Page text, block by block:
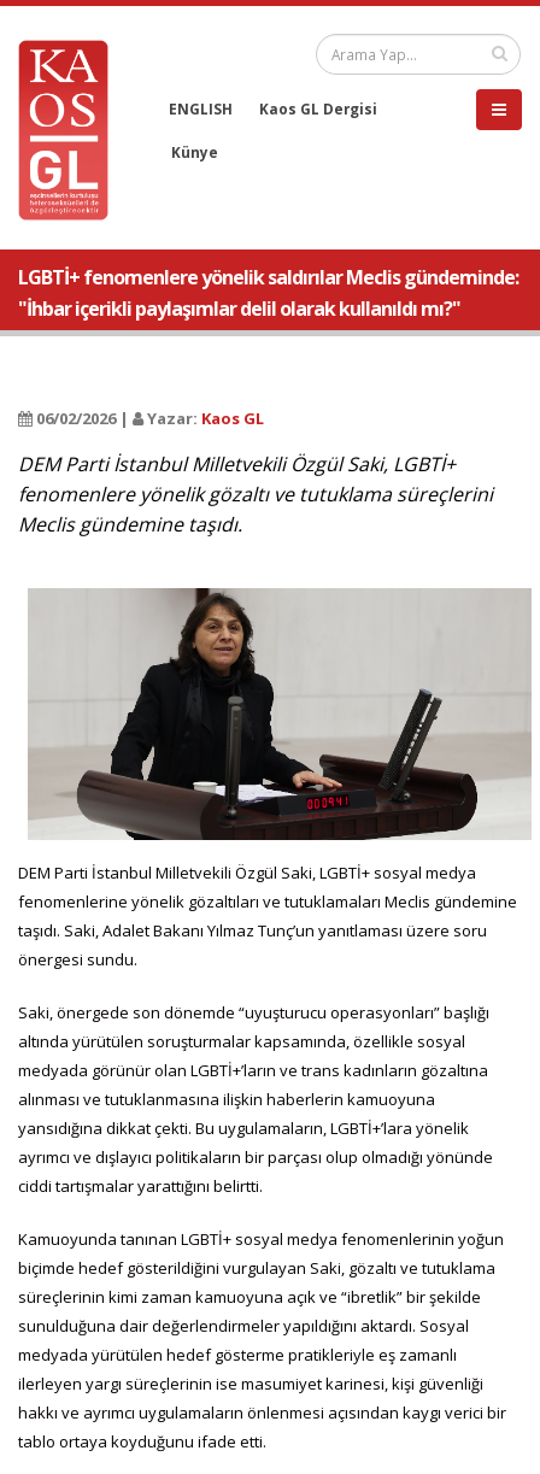
ENGLISH Kaos GL Dergisi
Künye
LGBTİ+ fenomenlere yönelik saldırılar Meclis gündeminde:
"İhbar içerikli paylaşımlar delil olarak kullanıldı mı?"
06/02/2026 | Yazar: Kaos GL
DEM Parti İstanbul Milletvekili Özgül Saki, LGBTİ+
fenomenlere yönelik gözaltı ve tutuklama süreçlerini
Meclis gündemine taşıdı.
DEM Parti İstanbul Milletvekili Özgül Saki, LGBTİ+ sosyal medya
fenomenlerine yönelik gözaltıları ve tutuklamaları Meclis gündemine
taşıdı. Saki, Adalet Bakanı Yılmaz Tunç’un yanıtlaması üzere soru
önergesi sundu.
Saki, önergede son dönemde “uyuşturucu operasyonları” başlığı
altında yürütülen soruşturmalar kapsamında, özellikle sosyal
medyada görünür olan LGBTİ+’ların ve trans kadınların gözaltına
alınması ve tutuklanmasına ilişkin haberlerin kamuoyuna
yansıdığına dikkat çekti. Bu uygulamaların, LGBTİ+’lara yönelik
ayrımcı ve dışlayıcı politikaların bir parçası olup olmadığı yönünde
ciddi tartışmalar yarattığını belirtti.
Kamuoyunda tanınan LGBTİ+ sosyal medya fenomenlerinin yoğun
biçimde hedef gösterildiğini vurgulayan Saki, gözaltı ve tutuklama
süreçlerinin kimi zaman kamuoyuna açık ve “ibretlik” bir şekilde
sunulduğuna dair değerlendirmeler yapıldığını aktardı. Sosyal
medyada yürütülen hedef gösterme pratikleriyle eş zamanlı
ilerleyen yargı süreçlerinin ise masumiyet karinesi, kişi güvenliği
hakkı ve ayrımcı uygulamaların önlenmesi açısından kaygı verici bir
tablo ortaya koyduğunu ifade etti.